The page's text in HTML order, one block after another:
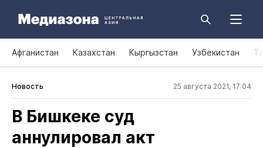
Афганистан Казахстан Кыргызстан Узбекистан
Новость 25 августа 2021, 17:04
В Бишкеке суд
аннулировал акт